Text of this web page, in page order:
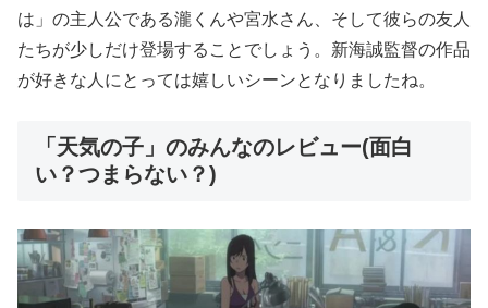
は」の主人公である瀧くんや宮水さん、そして彼らの友人
たちが少しだけ登場することでしょう。新海誠監督の作品
が好きな人にとっては嬉しいシーンとなりましたね。
「天気の子」のみんなのレビュー(面白
い？つまらない？)